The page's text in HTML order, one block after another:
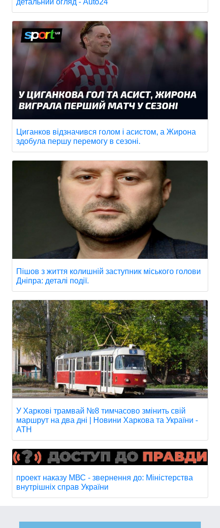
Циганков відзначився голом і асистом, а Жирона
здобула першу перемогу в сезоні.
Пішов з життя колишній заступник міського голови
Дніпра: деталі події.
У Харкові трамвай №8 тимчасово змінить свій
маршрут на два дні | Новини Харкова та України -
АТН
проект наказу МВС - звернення до: Міністерства
внутрішніх справ України